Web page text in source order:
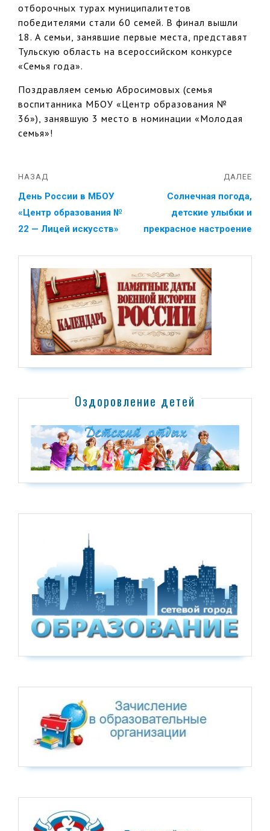
отборочных турах муниципалитетов
победителями стали 60 семей. В финал вышли
18. А семьи, занявшие первые места, представят
Тульскую область на всероссийском конкурсе
«Семья года».
Поздравляем семью Абросимовых (семья
воспитанника МБОУ «Центр образования №
36»), занявшую 3 место в номинации «Молодая
семья»!
НАЗАД
День России в МБОУ
«Центр образования №
22 — Лицей искусств»
ДАЛЕЕ
Солнечная погода,
детские улыбки и
прекрасное настроение
Оздоровление детей